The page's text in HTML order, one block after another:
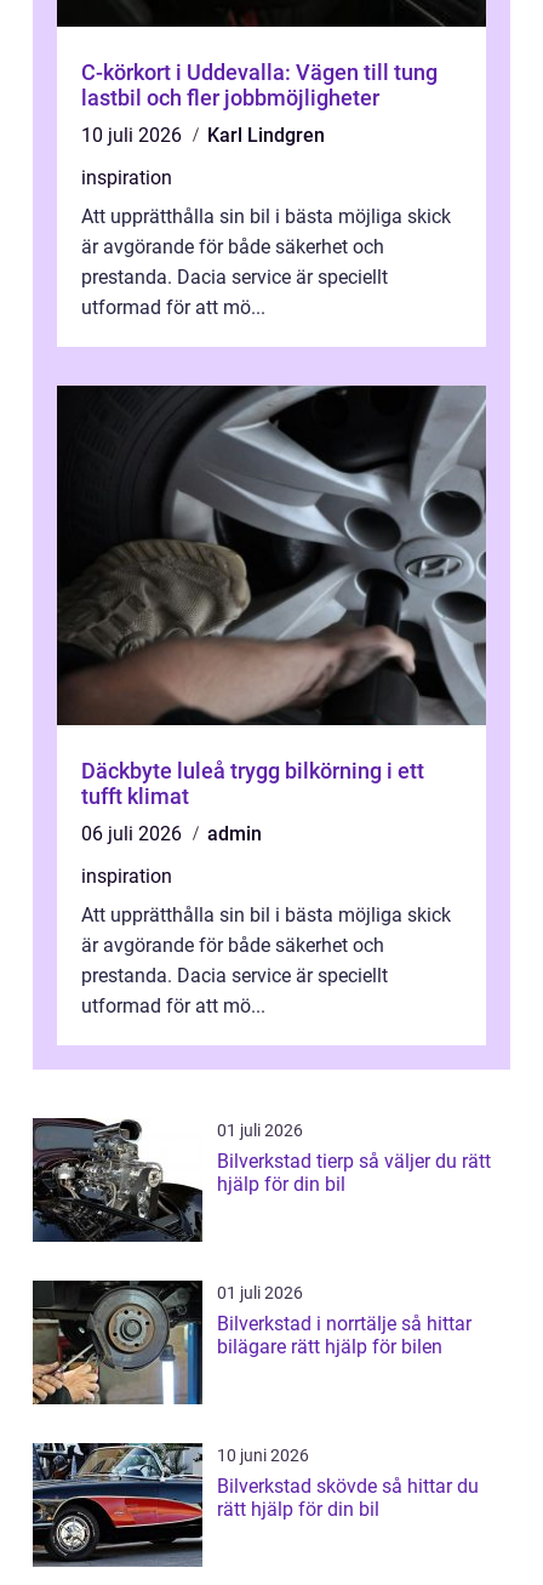
C-körkort i Uddevalla: Vägen till tung
lastbil och fler jobbmöjligheter
10 juli 2026
Karl Lindgren
inspiration
Att upprätthålla sin bil i bästa möjliga skick
är avgörande för både säkerhet och
prestanda. Dacia service är speciellt
utformad för att mö...
Däckbyte luleå trygg bilkörning i ett
tufft klimat
06 juli 2026
admin
inspiration
Att upprätthålla sin bil i bästa möjliga skick
är avgörande för både säkerhet och
prestanda. Dacia service är speciellt
utformad för att mö...
01 juli 2026
Bilverkstad tierp så väljer du rätt
hjälp för din bil
01 juli 2026
Bilverkstad i norrtälje så hittar
bilägare rätt hjälp för bilen
10 juni 2026
Bilverkstad skövde så hittar du
rätt hjälp för din bil